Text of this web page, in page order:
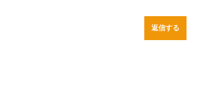
返信する